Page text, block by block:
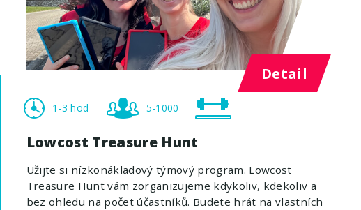
Detail
1-3 hod 5-1000
Lowcost Treasure Hunt
Užijte si nízkonákladový týmový program. Lowcost
Treasure Hunt vám zorganizujeme kdykoliv, kdekoliv a
bez ohledu na počet účastníků. Budete hrát na vlastních